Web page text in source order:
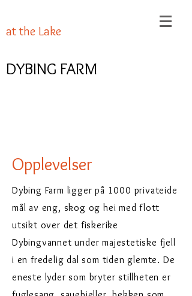
at the Lake
DYBING FARM
Opplevelser
Dybing Farm ligger på 1000 privateide
mål av eng, skog og hei med flott
utsikt over det fiskerike
Dybingvannet under majestetiske fjell
i en fredelig dal som tiden glemte. De
eneste lyder som bryter stillheten er